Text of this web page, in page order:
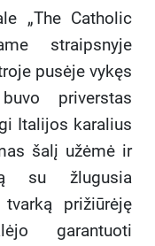
„The Catholic
straipsnyje
pusėje vykęs
priverstas
Italijos karalius
šalį užėmė ir
su žlugusia
prižiūrėję
garantuoti